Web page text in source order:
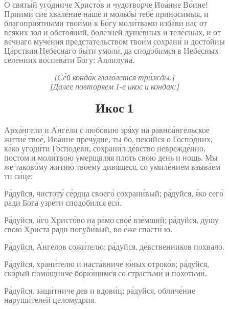
О святы́й уго́дниче Христо́в и чудотво́рче Иоа́нне Во́ине!
Приими́ сие́ хвале́ние на́ше и мольбы́ тебе́ приноси́мыя, и
благоприя́тными твои́ми к Бо́гу моли́твами изба́ви нас от
вся́ких зол и обстоя́ний, боле́зней душе́вных и теле́сных, и от
ве́чнаго муче́ния предста́тельством твои́м сохрани́ и досто́йны
Ца́рствия Небе́снаго бы́ти умоли́, да сподо́бимся в Небе́сных
селе́ниих воспева́ти Бо́гу: Аллилу́иа.
[Се́й конда́к глаго́лется три́жды.]
[Далее повторяем 1‑е икос и кондак:]
Икос 1
Арха́нгели и А́нгели с любо́вию зря́ху на равноа́нгельское
житие́ твое́, Иоа́нне пречу́дне, ты бо, пеки́йся о Госпо́дних,
ка́ко угоди́ти Го́сподеви, сохрани́л де́вство неврежде́нно,
посто́м и моли́твою умерщвля́я плоть свою́ день и нощь. Мы
же таково́му житию́ твоему́ дивя́щеся, со умиле́нием взыва́ем
ти си́це:
Ра́дуйся, чистоту́ се́рдца своего́ сохрани́вый; ра́дуйся, я́ко сего́
ра́ди Бо́га узре́ти сподо́бился еси́.
Ра́дуйся, и́го Христо́во на ра́мо свое́ взе́мший; ра́дуйся, ду́шу
свою́ Христа́ ра́ди погуби́вый, во е́же спасти́ ю.
Ра́дуйся, А́нгелов сожи́телю; ра́дуйся, де́вственников похвало́.
Ра́дуйся, храни́телю и наста́вниче ю́ных отроко́в; ра́дуйся,
ско́рый помо́щниче борю́щимся со страстьми́ и похотьми́.
Ра́дуйся, защи́тниче дев и вдови́ц; ра́дуйся, обличе́ние
наруши́телей целому́дрия.